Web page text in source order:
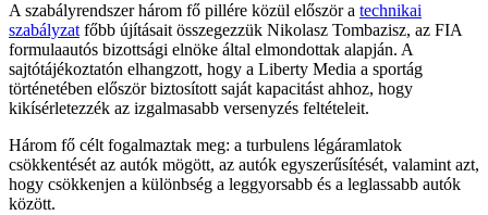
A szabályrendszer három fő pillére közül először a technikai
szabályzat főbb újításait összegezzük Nikolasz Tombazisz, az FIA
formulaautós bizottsági elnöke által elmondottak alapján. A
sajtótájékoztatón elhangzott, hogy a Liberty Media a sportág
történetében először biztosított saját kapacitást ahhoz, hogy
kikísérletezzék az izgalmasabb versenyzés feltételeit.
Három fő célt fogalmaztak meg: a turbulens légáramlatok
csökkentését az autók mögött, az autók egyszerűsítését, valamint azt,
hogy csökkenjen a különbség a leggyorsabb és a leglassabb autók
között.